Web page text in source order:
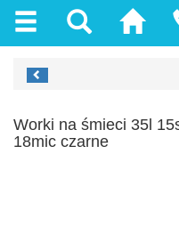
Worki na śmieci 35l
18mic czarne